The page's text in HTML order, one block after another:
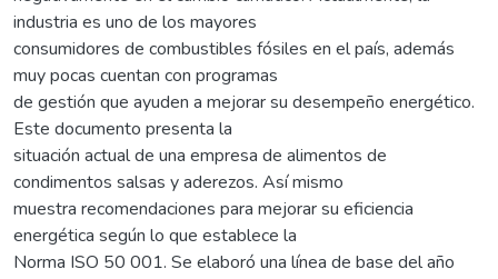
industria es uno de los mayores
consumidores de combustibles fósiles en el país, además
muy pocas cuentan con programas
de gestión que ayuden a mejorar su desempeño energético.
Este documento presenta la
situación actual de una empresa de alimentos de
condimentos salsas y aderezos. Así mismo
muestra recomendaciones para mejorar su eficiencia
energética según lo que establece la
Norma ISO 50 001. Se elaboró una línea de base del año